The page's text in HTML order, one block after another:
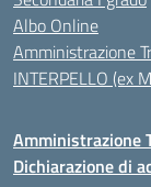
Albo Online
Amministrazione
INTERPELLO (ex
Amministrazione
Dichiarazione di